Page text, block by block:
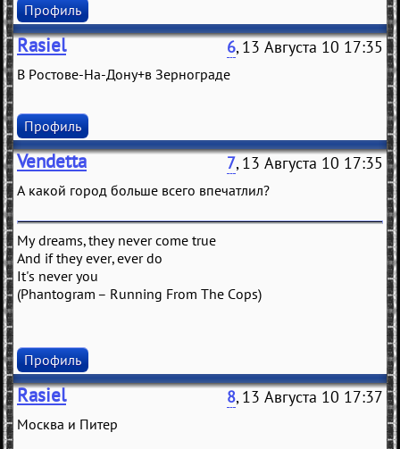
Профиль
Rasiel 6, 13 Августа 10 17:35
В Ростове-На-Дону+в Зернограде
Профиль
Vendetta 7, 13 Августа 10 17:35
А какой город больше всего впечатлил?
My dreams, they never come true
And if they ever, ever do
It's never you
(Phantogram – Running From The Cops)
Профиль
Rasiel 8, 13 Августа 10 17:37
Москва и Питер